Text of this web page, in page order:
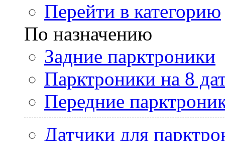
Перейти в категорию
По назначению
Задние парктроники
Парктроники на 8
Передние
Датчики для